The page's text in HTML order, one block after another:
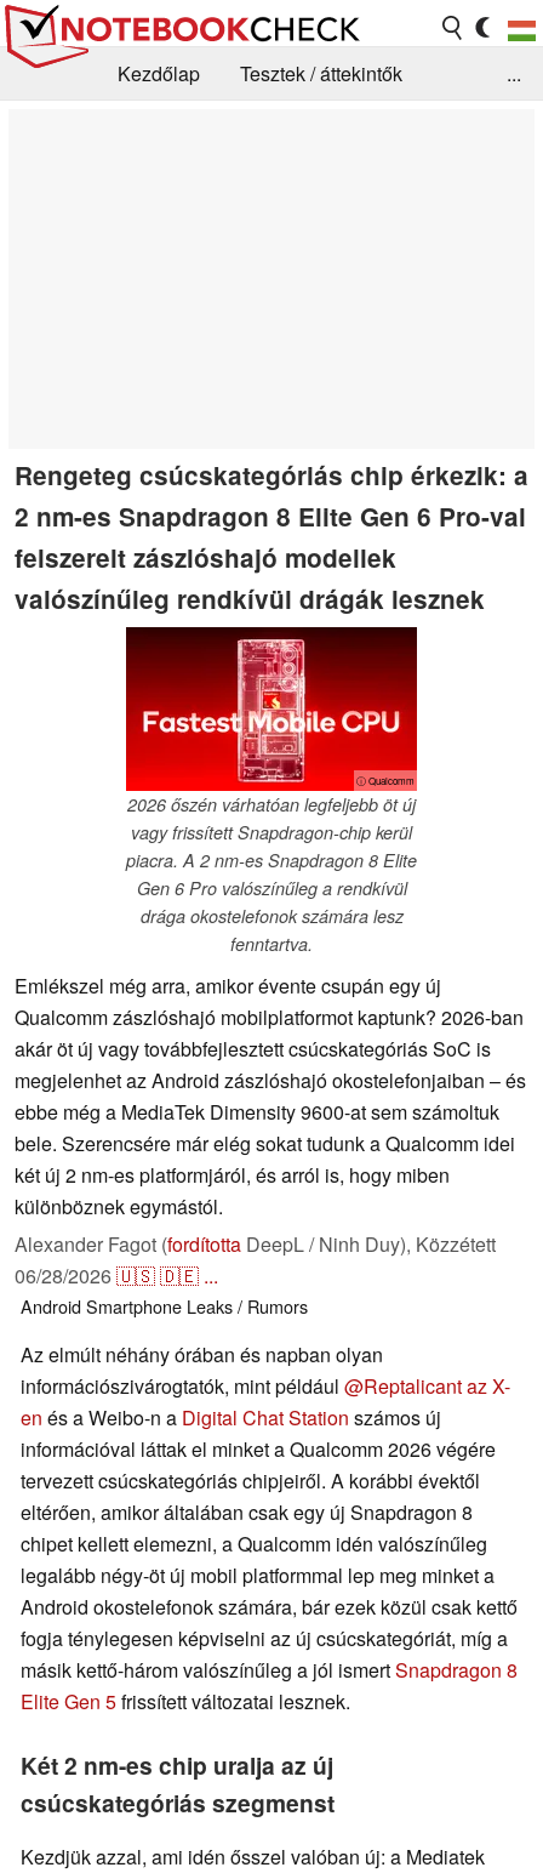
Kezdőlap
Tesztek / áttekintők
...
Rengeteg csúcskategóriás chip érkezik: a
2 nm-es Snapdragon 8 Elite Gen 6 Pro-val
felszerelt zászlóshajó modellek
valószínűleg rendkívül drágák lesznek
ⓘ Qualcomm
2026 őszén várhatóan legfeljebb öt új
vagy frissített Snapdragon-chip kerül
piacra. A 2 nm-es Snapdragon 8 Elite
Gen 6 Pro valószínűleg a rendkívül
drága okostelefonok számára lesz
fenntartva.
Emlékszel még arra, amikor évente csupán egy új
Qualcomm zászlóshajó mobilplatformot kaptunk? 2026-ban
akár öt új vagy továbbfejlesztett csúcskategóriás SoC is
megjelenhet az Android zászlóshajó okostelefonjaiban – és
ebbe még a MediaTek Dimensity 9600-at sem számoltuk
bele. Szerencsére már elég sokat tudunk a Qualcomm idei
két új 2 nm-es platformjáról, és arról is, hogy miben
különböznek egymástól.
Alexander Fagot (fordította DeepL / Ninh Duy), Közzétett
06/28/2026🇺🇸🇩🇪 ...
AndroidSmartphone Leaks / Rumors
Az elmúlt néhány órában és napban olyan
információszivárogtatók, mint például @Reptalicant az X-
en és a Weibo-n a Digital Chat Station számos új
információval láttak el minket a Qualcomm 2026 végére
tervezett csúcskategóriás chipjeiről. A korábbi évektől
eltérően, amikor általában csak egy új Snapdragon 8
chipet kellett elemezni, a Qualcomm idén valószínűleg
legalább négy-öt új mobil platformmal lep meg minket a
Android okostelefonok számára, bár ezek közül csak kettő
fogja ténylegesen képviselni az új csúcskategóriát, míg a
másik kettő-három valószínűleg a jól ismertSnapdragon 8
Elite Gen 5frissített változatai lesznek.
Két 2 nm-es chip uralja az új
csúcskategóriás szegmenst
Kezdjük azzal, ami idén ősszel valóban új: a Mediatek